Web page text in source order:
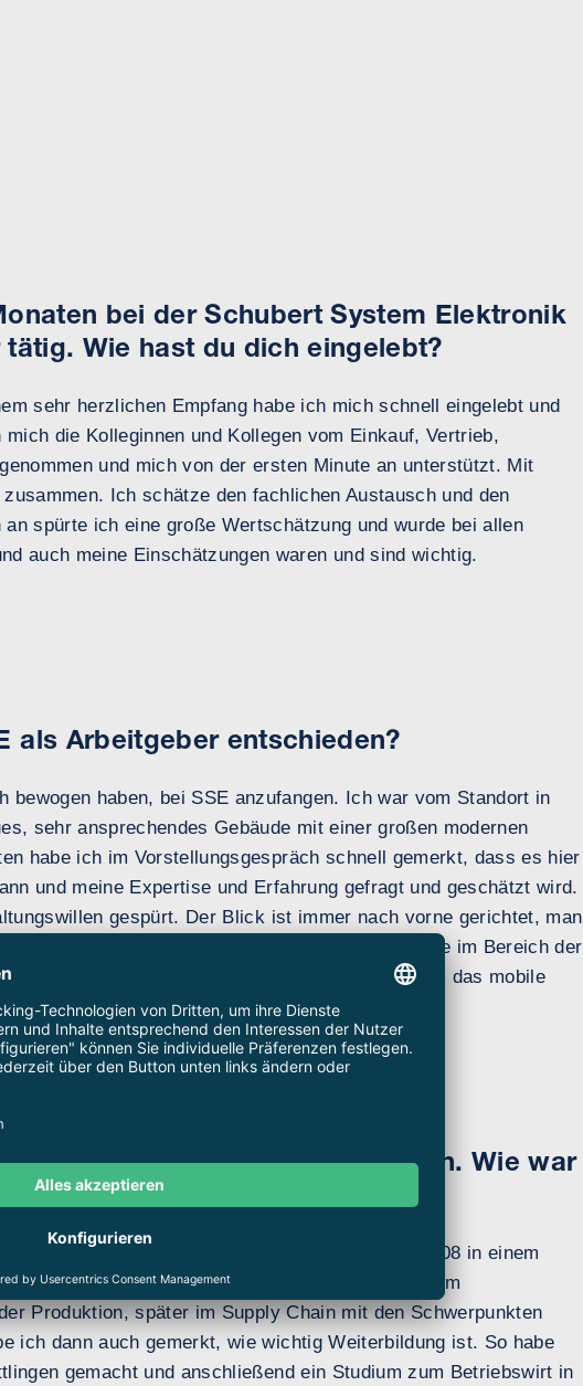
bei der Schubert System Elektronik
Wie hast du dich eingelebt?
sehr herzlichen Empfang habe ich mich schnell eingelebt und
die Kolleginnen und Kollegen vom Einkauf, Vertrieb,
und mich von der ersten Minute an unterstützt. Mit
Ich schätze den fachlichen Austausch und den
spürte ich eine große Wertschätzung und wurde bei allen
auch meine Einschätzungen waren und sind wichtig.
als Arbeitgeber entschieden?
bewogen haben, bei SSE anzufangen. Ich war vom Standort in
sehr ansprechendes Gebäude mit einer großen modernen
habe ich im Vorstellungsgespräch schnell gemerkt, dass es hier
und meine Expertise und Erfahrung gefragt und geschätzt wird.
gespürt. Der Blick ist immer nach vorne gerichtet, man
hinaus gefielen mir auch die innovativen Produkte im Bereich der
Benefits, die das Unternehmen anbietet, so z.B. das mobile
und Erfahrung einbringen. Wie war
Geräte und Systeme abgeschlossen. Dies war 2008 in einem
11 Jahre gearbeitet, aber nie so richtig in meinem
Produktion, später im Supply Chain mit den Schwerpunkten
ich dann auch gemerkt, wie wichtig Weiterbildung ist. So habe
gemacht und anschließend ein Studium zum Betriebswirt in